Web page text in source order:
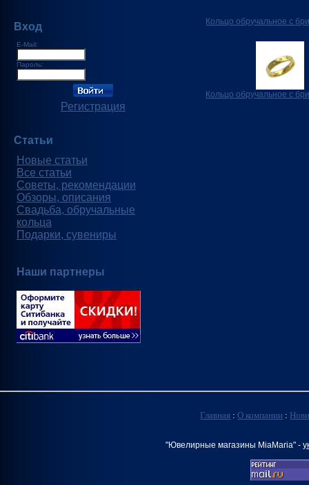
Вход
E-Mail:
Пароль:
Регистрация
Статьи
Новые статьи
Все статьи
Советы, рекомендации
Обзоры, описания
Свадьба, обручальные
кольца
Подарки, сувениры
Наши партнеры
Кольцо обручальное с
Кольцо обручальное с
Главная :О компании :
"Ювелирные магазины MiaMaria" -